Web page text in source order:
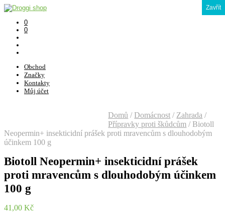
0
0
Obchod
Značky
Kontakty
Můj účet
Domů / Domácnost / Zahrada /
Přípravky proti škůdcům /Biotoll
Neopermin+ insekticidní prášek proti mravencům s dlouhodobým
účinkem 100 g
Biotoll Neopermin+ insekticidní prášek
proti mravencům s dlouhodobým účinkem
100 g
41,00 Kč
Zavřít